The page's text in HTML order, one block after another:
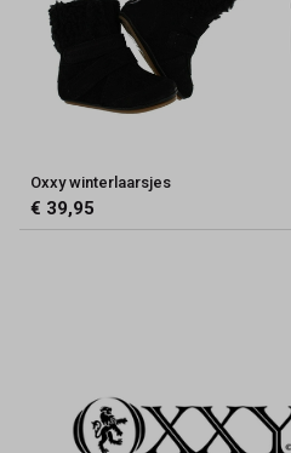
Oxxy winterlaarsjes
€ 39,95